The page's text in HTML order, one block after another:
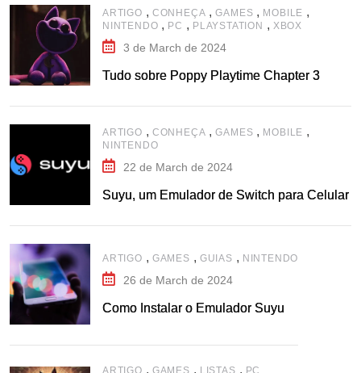
ARTIGO , CONHEÇA ,GAMES , MOBILE ,
NINTENDO , PC , PLAYSTATION , XBOX
3 de March de 2024
Tudo sobre Poppy Playtime Chapter 3
ARTIGO , CONHEÇA ,GAMES , MOBILE ,
NINTENDO
22 de March de 2024
Suyu, um Emulador de Switch para Celular
ARTIGO , GAMES , GUIAS , NINTENDO
26 de March de 2024
Como Instalar o Emulador Suyu
ARTIGO , GAMES , LISTAS , PC